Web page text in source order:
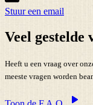
Stuur een email
Veel gestelde
Heeft u een vraag over
meeste vragen worden